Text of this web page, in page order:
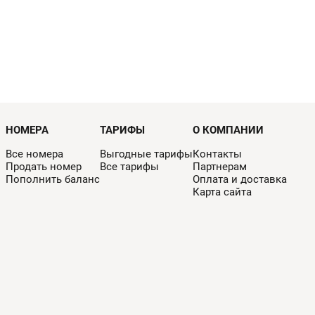
НОМЕРА
Все номера
Продать номер
Пополнить баланс
ТАРИФЫ
Выгодные тарифы
Все тарифы
О КОМПАНИИ
Контакты
Партнерам
Оплата и доставка
Карта сайта